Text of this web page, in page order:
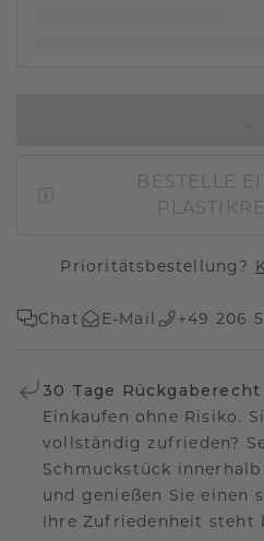
BESTELLE
Prioritätsbestellung?
Chat E-Mail +49 206
30 Tage Rückgaberecht
Einkaufen ohne Risiko.
vollständig zufrieden?
Schmuckstück
und genießen Sie einen
Ihre Zufriedenheit steht